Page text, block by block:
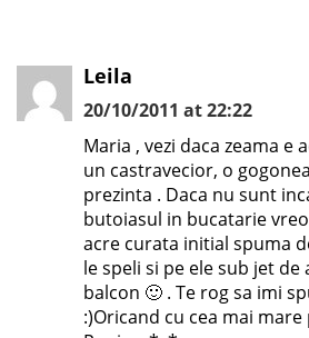
Leila
20/10/2011 at 22:22
Maria , vezi daca zeama e
un castravecior, o
prezinta . Daca nu sunt
butoiasul in bucatarie
acre curata initial spuma
le speli si pe ele sub jet
balcon 🙂 . Te rog sa imi
:)Oricand cu cea mai